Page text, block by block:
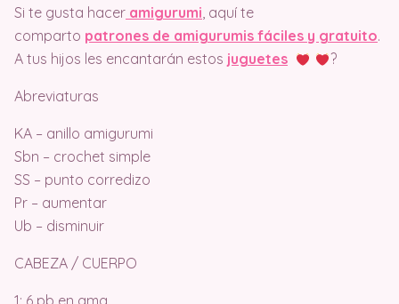
Si te gusta hacer amigurumi, aquí te
comparto patrones de amigurumis fáciles y gratuito.
A tus hijos les encantarán estos juguetes ?
Abreviaturas
KA – anillo amigurumi
Sbn – crochet simple
SS – punto corredizo
Pr – aumentar
Ub – disminuir
CABEZA / CUERPO
1: 6 pb en amg